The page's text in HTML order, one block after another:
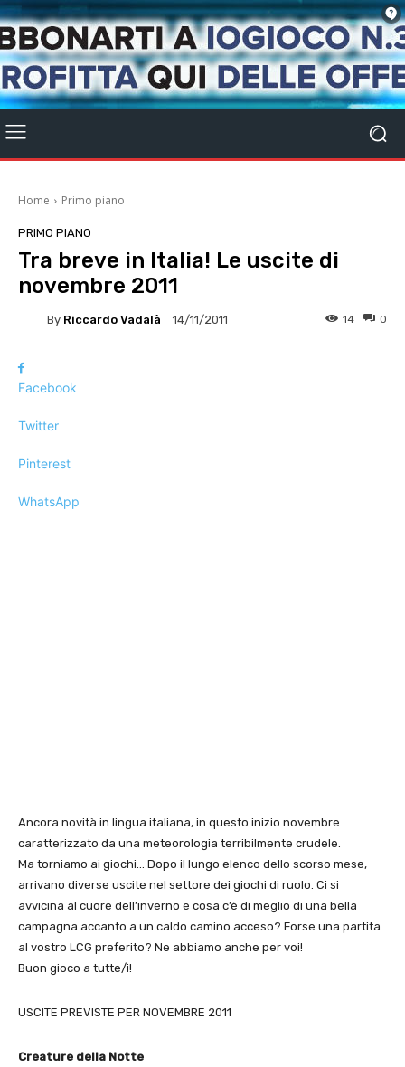
Home Primo piano
PRIMO PIANO
Tra breve in Italia! Le uscite di
novembre 2011
By Riccardo Vadalà 14/11/2011 0
14
Facebook
Twitter
Pinterest
WhatsApp
Ancora novità in lingua italiana, in questo inizio novembre
caratterizzato da una meteorologia terribilmente crudele.
Ma torniamo ai giochi… Dopo il lungo elenco dello scorso mese,
arrivano diverse uscite nel settore dei giochi di ruolo. Ci si
avvicina al cuore dell’inverno e cosa c’è di meglio di una bella
campagna accanto a un caldo camino acceso? Forse una partita
al vostro LCG preferito? Ne abbiamo anche per voi!
Buon gioco a tutte/i!
USCITE PREVISTE PER NOVEMBRE 2011
Creature della Notte